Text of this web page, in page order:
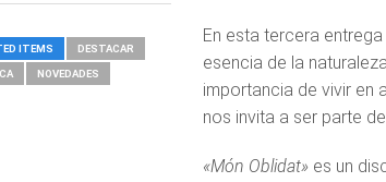
En esta tercera
esencia de la
importancia de vivir en
nos invita a ser parte
«Món Oblidat»es un
ITEMS DESTACAR
NOVEDADES